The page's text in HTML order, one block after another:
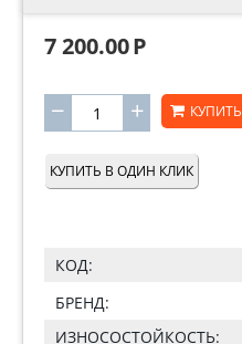
7 200.00Р
+
− КУПИТЬ
КУПИТЬ В ОДИН КЛИК
КОД:
БРЕНД:
ИЗНОСОСТОЙКОСТЬ: